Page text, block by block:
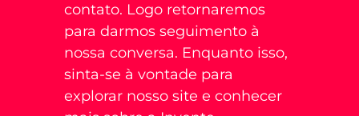
contato. Logo retornaremos
para darmos seguimento à
nossa conversa. Enquanto isso,
sinta-se à vontade para
explorar nosso site e conhecer